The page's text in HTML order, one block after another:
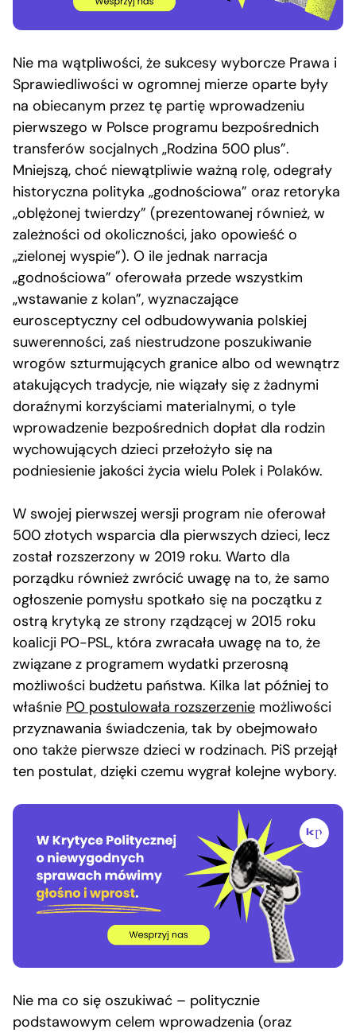
Nie ma wątpliwości, że sukcesy wyborcze Prawa i
Sprawiedliwości w ogromnej mierze oparte były
na obiecanym przez tę partię wprowadzeniu
pierwszego w Polsce programu bezpośrednich
transferów socjalnych „Rodzina 500 plus”.
Mniejszą, choć niewątpliwie ważną rolę, odegrały
historyczna polityka „godnościowa” oraz retoryka
„oblężonej twierdzy” (prezentowanej również, w
zależności od okoliczności, jako opowieść o
„zielonej wyspie”). O ile jednak narracja
„godnościowa” oferowała przede wszystkim
„wstawanie z kolan”, wyznaczające
eurosceptyczny cel odbudowywania polskiej
suwerenności, zaś niestrudzone poszukiwanie
wrogów szturmujących granice albo od wewnątrz
atakujących tradycje, nie wiązały się z żadnymi
doraźnymi korzyściami materialnymi, o tyle
wprowadzenie bezpośrednich dopłat dla rodzin
wychowujących dzieci przełożyło się na
podniesienie jakości życia wielu Polek i Polaków.
W swojej pierwszej wersji program nie oferował
500 złotych wsparcia dla pierwszych dzieci, lecz
został rozszerzony w 2019 roku. Warto dla
porządku również zwrócić uwagę na to, że samo
ogłoszenie pomysłu spotkało się na początku z
ostrą krytyką ze strony rządzącej w 2015 roku
koalicji PO-PSL, która zwracała uwagę na to, że
związane z programem wydatki przerosną
możliwości budżetu państwa. Kilka lat później to
właśnie PO postulowała rozszerzenie możliwości
przyznawania świadczenia, tak by obejmowało
ono także pierwsze dzieci w rodzinach. PiS przejął
ten postulat, dzięki czemu wygrał kolejne wybory.
Nie ma co się oszukiwać – politycznie
podstawowym celem wprowadzenia (oraz